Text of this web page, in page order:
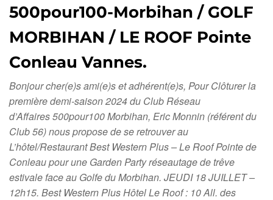
500pour100-Morbihan / GOLF
MORBIHAN / LE ROOF Pointe
Conleau Vannes.
Bonjour cher(e)s ami(e)s et adhérent(e)s, Pour Clôturer la
première demi-saison 2024 du Club Réseau
d’Affaires 500pour100 Morbihan, Eric Monnin (référent du
Club 56) nous propose de se retrouver au
L’hôtel/Restaurant Best Western Plus – Le Roof Pointe de
Conleau pour une Garden Party réseautage de trêve
estivale face au Golfe du Morbihan. JEUDI 18 JUILLET –
12h15. Best Western Plus Hôtel Le Roof : 10 All. des